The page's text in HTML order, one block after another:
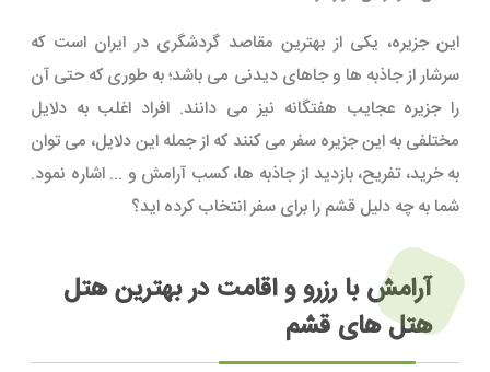
این جزیره، یکی از بهترین مقاصد گردشگری در ایران است که
سرشار از جاذبه ها و جاهای دیدنی می باشد؛ به طوری که حتی آن
را جزیره عجایب هفتگانه نیز می دانند. افراد اغلب به دلایل
مختلفی به این جزیره سفر می کنند که از جمله این دلایل، می توان
به خرید، تفریح، بازدید از جاذبه ها، کسب آرامش و ... اشاره نمود.
شما به چه دلیل قشم را برای سفر انتخاب کرده اید؟
آرامش با رزرو و اقامت در بهترین هتل
هتل های قشم